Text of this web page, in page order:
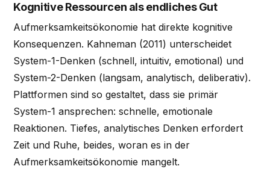
Kognitive Ressourcen als endliches Gut
Aufmerksamkeitsökonomie hat direkte kognitive
Konsequenzen. Kahneman (2011) unterscheidet
System-1-Denken (schnell, intuitiv, emotional) und
System-2-Denken (langsam, analytisch, deliberativ).
Plattformen sind so gestaltet, dass sie primär
System-1 ansprechen: schnelle, emotionale
Reaktionen. Tiefes, analytisches Denken erfordert
Zeit und Ruhe, beides, woran es in der
Aufmerksamkeitsökonomie mangelt.